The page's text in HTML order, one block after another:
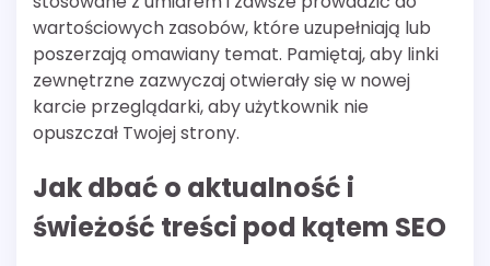
wartościowych zasobów, które uzupełniają lub
poszerzają omawiany temat. Pamiętaj, aby linki
zewnętrzne zazwyczaj otwierały się w nowej
karcie przeglądarki, aby użytkownik nie
opuszczał Twojej strony.
Jak dbać o aktualność i
świeżość treści pod kątem SEO